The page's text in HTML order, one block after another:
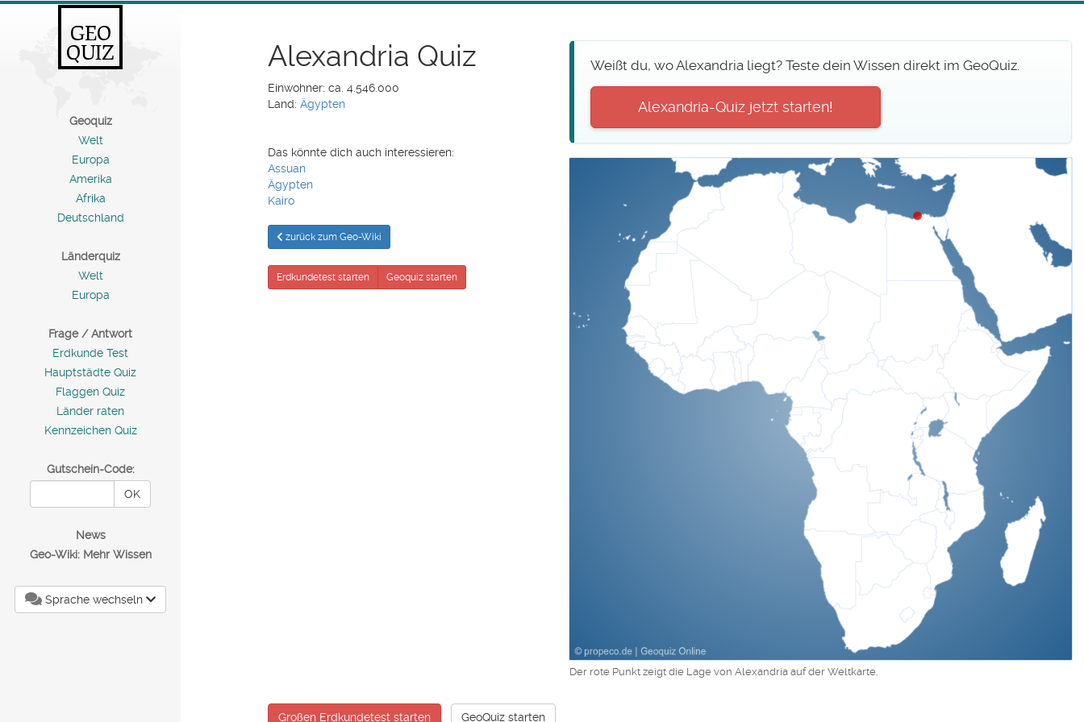
GEO
QUIZ
Geoquiz
Welt
Europa
Amerika
Afrika
Deutschland
Länderquiz
Welt
Europa
Frage / Antwort
Erdkunde Test
Hauptstädte Quiz
Flaggen Quiz
Länder raten
Kennzeichen Quiz
Gutschein-Code:
OK
News
Geo-Wiki: Mehr Wissen
Sprache wechseln
Alexandria Quiz
Einwohner: ca. 4.546.000
Land:Ägypten
Das könnte dich auch interessieren:
Assuan
Ägypten
Kairo
zurück zum Geo-Wiki
Erdkundetest starten Geoquiz starten
Weißt du, wo Alexandria liegt? Teste dein Wissen direkt im GeoQuiz.
Alexandria-Quiz jetzt starten!
Der rote Punkt zeigt die Lage von Alexandria auf der Weltkarte.
Großen Erdkundetest starten GeoQuiz starten